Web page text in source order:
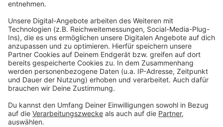
vorsichtshalber auch in Reckenfeld wurden getestet.
Insgesamt sind bis jetzt 57 Beschäftigte nachweislich
mit dem Corona-Virus infiziert.Zur vollständigen
Meldung
Anzeige
Elektroindustrie